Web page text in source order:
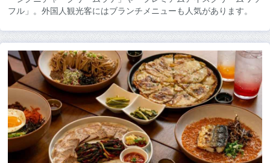
フル」。外国人観光客にはブランチメニューも人気があります。